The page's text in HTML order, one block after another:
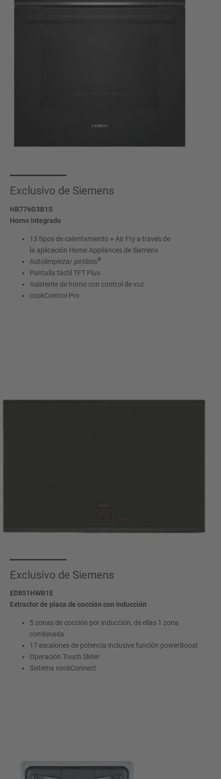
Exclusivo de Siemens
HB776G3B1S
Horno integrado
13 tipos de calentamiento + Air Fry a través de
la aplicación Home Appliances de Siemens
Autolimpieza/ pirólisis®
Pantalla táctil TFT Plus
Asistente de horno con control de voz
cookControl Pro
Exclusivo de Siemens
ED851HWB1E
Extractor de placa de cocción con inducción
5 zonas de cocción por inducción, de ellas 1 zona
combinada
17 escalones de potencia inclusive función powerBoost
Operación Touch Slider
Sistema cookConnect